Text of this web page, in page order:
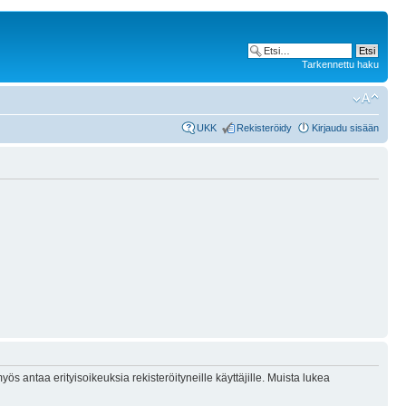
Tarkennettu haku
UKK Rekisteröidy Kirjaudu sisään
antaa erityisoikeuksia rekisteröityneille käyttäjille. Muista lukea